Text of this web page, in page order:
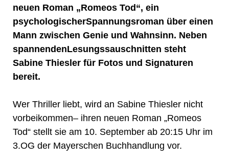
neuen Roman „Romeos Tod“, ein
psychologischerSpannungsroman über einen
Mann zwischen Genie und Wahnsinn. Neben
spannendenLesungssauschnitten steht
Sabine Thiesler für Fotos und Signaturen
bereit.
Wer Thriller liebt, wird an Sabine Thiesler nicht
vorbeikommen– ihren neuen Roman „Romeos
Tod“ stellt sie am 10. September ab 20:15 Uhr im
3.OG der Mayerschen Buchhandlung vor.